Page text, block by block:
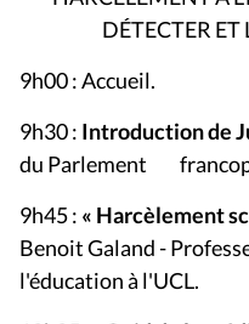
DÉTECTER ET
9h00 : Accueil.
9h30 : Introduction de
du Parlement
9h45 : « Harcèlement
Benoit Galand -
l'éducation à l'UCL.